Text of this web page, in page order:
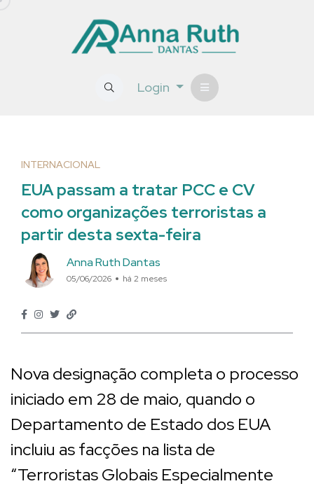
Login
INTERNACIONAL
EUA passam a tratar PCC e CV
como organizações terroristas a
partir desta sexta-feira
Anna Ruth Dantas
05/06/2026 há 2 meses
Nova designação completa o processo
iniciado em 28 de maio, quando o
Departamento de Estado dos EUA
incluiu as facções na lista de
“Terroristas Globais Especialmente